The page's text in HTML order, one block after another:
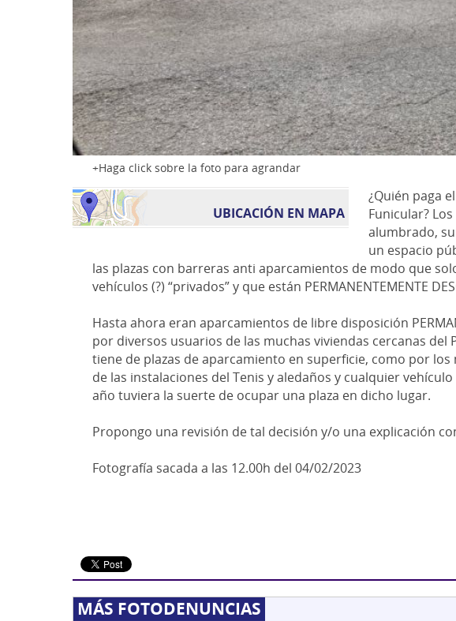
Haga click sobre la foto para agrandar
UBICACIÓN EN MAPA
¿Quién paga
Funicular?
alumbrado,
un espacio
las plazas con barreras anti aparcamientos de modo que
vehículos (?) “privados” y que están PERMANENTEMENTE
Hasta ahora eran aparcamientos de libre disposición
por diversos usuarios de las muchas viviendas cercanas del
tiene de plazas de aparcamiento en superficie, como por
de las instalaciones del Tenis y aledaños y cualquier
año tuviera la suerte de ocupar una plaza en dicho lugar.
Propongo una revisión de tal decisión y/o una explicación
Fotografía sacada a las 12.00h del 04/02/2023
MÁS FOTODENUNCIAS